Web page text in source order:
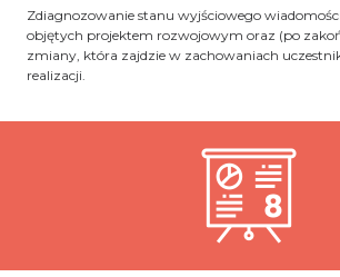
Zdiagnozowanie stanu wyjściowego
objętych projektem rozwojowym oraz (po
zmiany, która zajdzie w zachowaniach
realizacji.